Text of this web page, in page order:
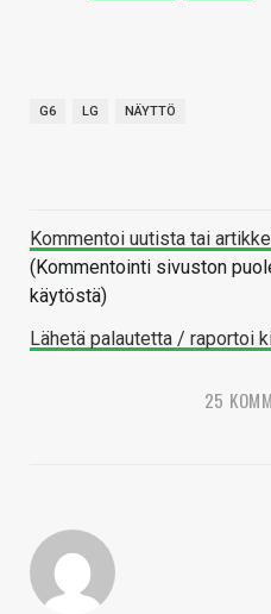
G6 LG NÄYTTÖ
Kommentoi uutista tai
(Kommentointi sivuston
käytöstä)
Lähetä palautetta / raportoi
25